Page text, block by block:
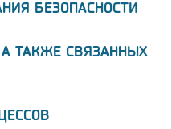
БЕЗОПАСНОСТИ
ТАКЖЕ СВЯЗАННЫХ